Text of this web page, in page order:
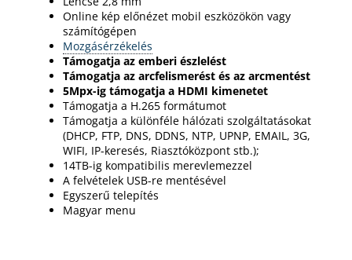
Online kép előnézet mobil eszközökön vagy
számítógépen
Mozgásérzékelés
Támogatja az emberi észlelést
Támogatja az arcfelismerést és az arcmentést
5Mpx-ig támogatja a HDMI kimenetet
Támogatja a H.265 formátumot
Támogatja a különféle hálózati szolgáltatásokat
(DHCP, FTP, DNS, DDNS, NTP, UPNP, EMAIL, 3G,
WIFI, IP-keresés, Riasztóközpont stb.);
14TB-ig kompatibilis merevlemezzel
A felvételek USB-re mentésével
Egyszerű telepítés
Magyar menu